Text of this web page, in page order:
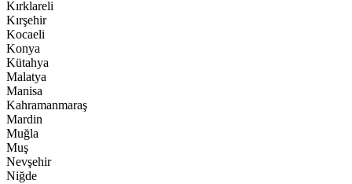
Kırklareli
Kırşehir
Kocaeli
Konya
Kütahya
Malatya
Manisa
Kahramanmaraş
Mardin
Muğla
Muş
Nevşehir
Niğde